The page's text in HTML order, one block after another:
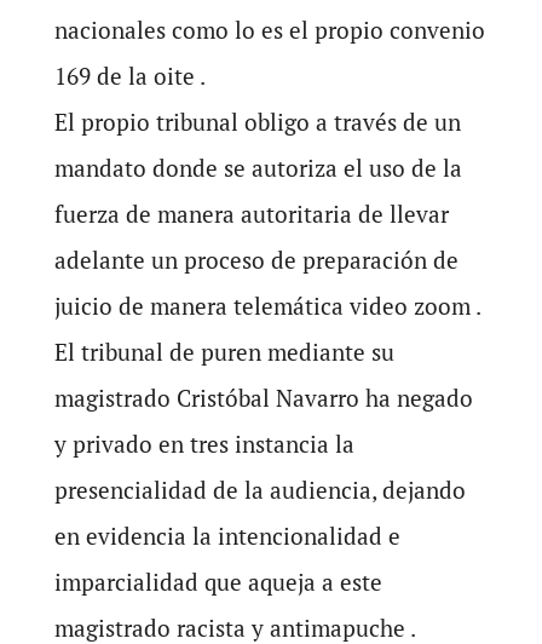
nacionales como lo es el propio convenio
169 de la oite .
El propio tribunal obligo a través de un
mandato donde se autoriza el uso de la
fuerza de manera autoritaria de llevar
adelante un proceso de preparación de
juicio de manera telemática video zoom .
El tribunal de puren mediante su
magistrado Cristóbal Navarro ha negado
y privado en tres instancia la
presencialidad de la audiencia, dejando
en evidencia la intencionalidad e
imparcialidad que aqueja a este
magistrado racista y antimapuche .